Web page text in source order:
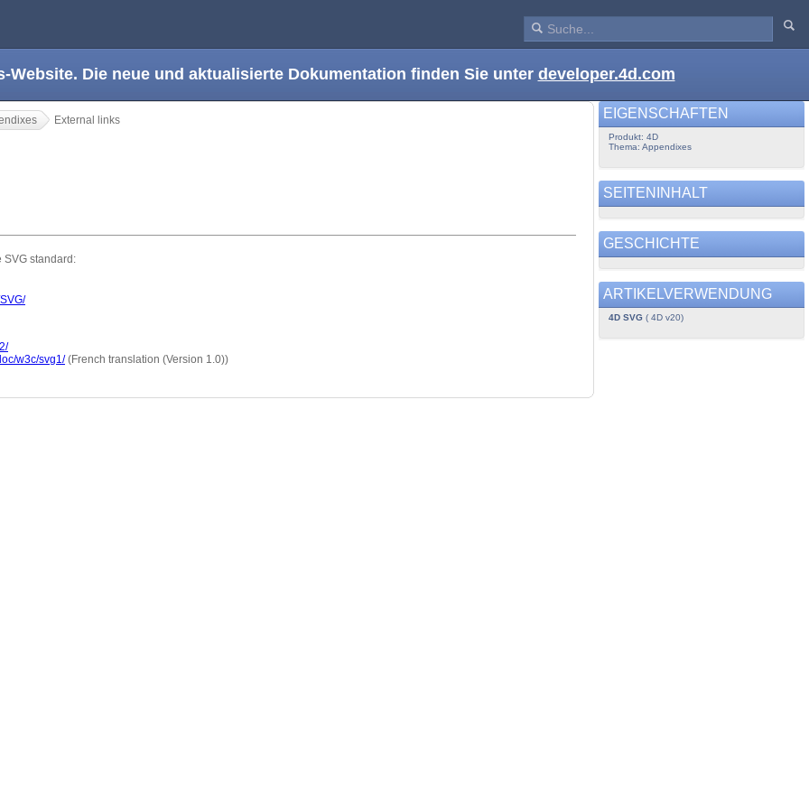
Website. Die neue und aktualisierte Dokumentation finden Sie unter developer.4d.com
External links
SVG standard:
w3c/svg1/(French translation (Version 1.0))
EIGENSCHAFTEN
Produkt: 4D
Thema: Appendixes
SEITENINHALT
GESCHICHTE
ARTIKELVERWENDUNG
4D SVG( 4D v20)